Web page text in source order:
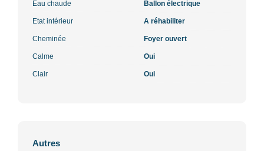
Eau chaude Ballon électrique
Etat intérieur A réhabiliter
Cheminée Foyer ouvert
Calme Oui
Clair Oui
Autres